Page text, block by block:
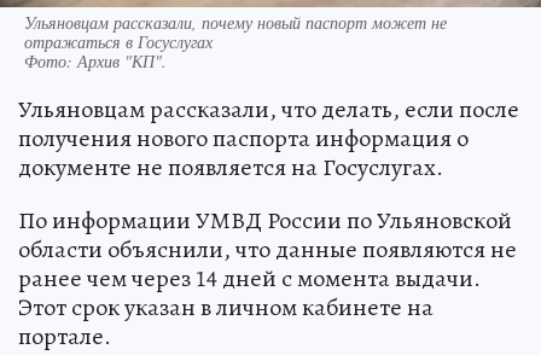
Ульяновцам рассказали, почему новый паспорт может не
отражаться в Госуслугах
Фото:Архив "КП".
Ульяновцам рассказали, что делать, если после
получения нового паспорта информация о
документе не появляется на Госуслугах.
По информации УМВД России по Ульяновской
области объяснили, что данные появляются не
ранее чем через 14 дней с момента выдачи.
Этот срок указан в личном кабинете на
портале.